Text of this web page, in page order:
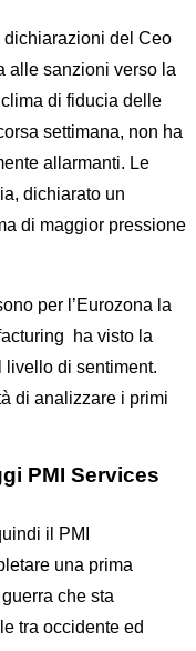
dichiarazioni del Ceo
alle sanzioni verso la
di fiducia delle
settimana, non ha
allarmanti. Le
dichiarato un
di maggior pressione
per l’Eurozona la
ha visto la
livello di sentiment.
di analizzare i primi
PMI Services
il PMI
una prima
che sta
tra occidente ed